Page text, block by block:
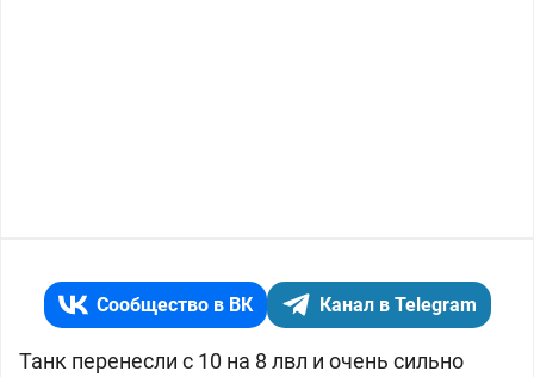
Сообщество в ВК Канал в Telegram
Танк перенесли с 10 на 8 лвл и очень сильно